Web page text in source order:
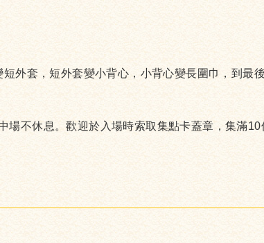
外套，短外套變小背心，小背心變長圍巾，到最
不休息。歡迎於入場時索取集點卡蓋章，集滿